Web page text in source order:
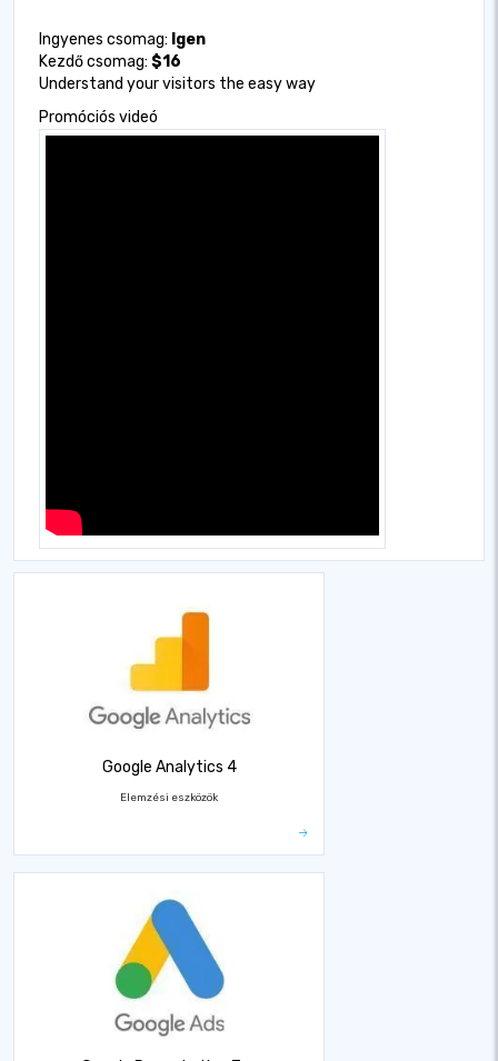
Ingyenes csomag: Igen
Kezdő csomag: $16
Understand your visitors the easy way
Promóciós videó
Google Analytics 4
Elemzési eszközök